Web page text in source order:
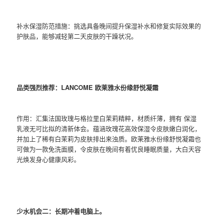
补水保湿防范措施：挑选具备晚间提升保湿补水和修复实际效果的
护肤品，能够减轻第二天皮肤的干躁状况。
品类强烈推荐：LANCOME 欧莱雅水份缘舒悦凝霜
作用：汇集法国玫瑰与格拉里白茉莉精粹，材质纤薄，拥有 保湿
乳液无可比拟的清新体会。蕴涵玫瑰花高效保湿令皮肤嫩白润化，
并加上了稀有白茉莉为皮肤排出来浊质。欧莱雅水份缘舒悦凝霜也
可做为一款免洗面膜，令皮肤在晚间有着优良睡眠质量，大白天容
光焕发身心健康风彩。
少水机会二：长期冲着电脑上。